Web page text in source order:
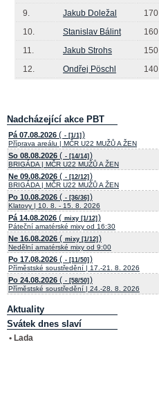
9.
Jakub Doležal 170
10.
Stanislav Bálint 160
11.
Jakub Strohs 150
12.
Ondřej Pöschl 140
Nadcházející akce PBT
Pá 07.08.2026 ( - [1/1] )
Příprava areálu | MČR U22 MUŽŮ A ŽEN
So 08.08.2026 ( - [14/14] )
BRIGÁDA | MČR U22 MUŽŮ A ŽEN
Ne 09.08.2026 ( - [12/12] )
BRIGÁDA | MČR U22 MUŽŮ A ŽEN
Po 10.08.2026 ( - [36/36] )
Klatovy | 10. 8. - 15. 8. 2026
Pá 14.08.2026 ( mixy [1/12] )
Páteční amatérské mixy od 16:30
Ne 16.08.2026 ( mixy [1/12] )
Nedělní amatérské mixy od 9:00
Po 17.08.2026 ( - [11/50] )
Příměstské soustředění | 17.-21. 8. 2026
Po 24.08.2026 ( - [58/50] )
Příměstské soustředění | 24.-28. 8. 2026
Aktuality
Svátek dnes slaví
• Lada